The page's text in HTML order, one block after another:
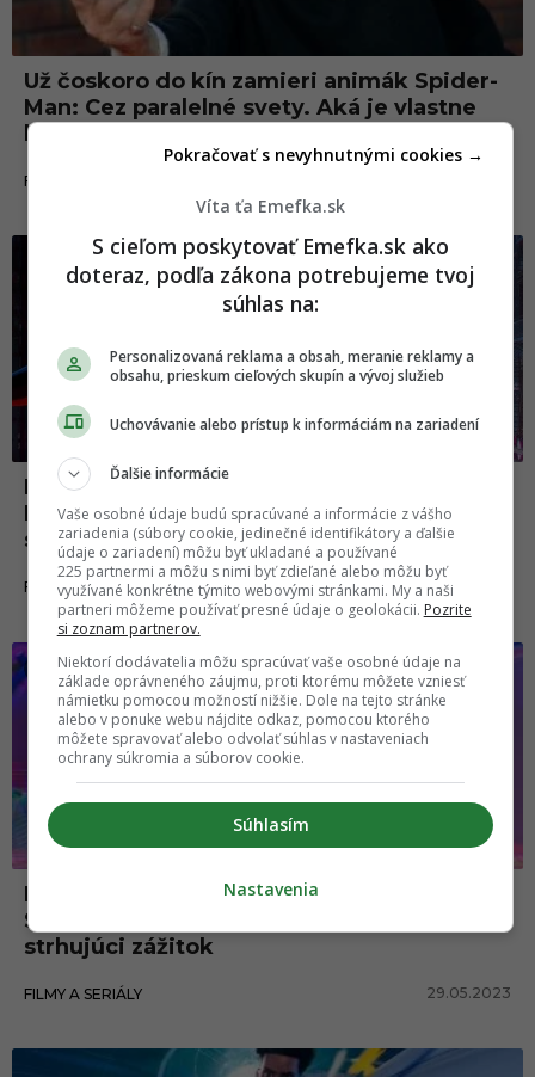
Už čoskoro do kín zamieri animák Spider-
Man: Cez paralelné svety. Aká je vlastne
história tohto hrdinu?
FILMY A SERIÁLY
Prvé ohlasy sú nadšené. Animák Spider-
Man: Cez paralelné svety je podľa kritikov
skutočným umeleckým dielom
FILMY A SERIÁLY 29.05.2023
Filmy a seriály
Pavúčí hrdina sa vracia! Štýlový animák
Spider-Man: Cez paralelné svety sľubuje
strhujúci zážitok
FILMY A SERIÁLY 29.05.2023
Víta ťa Emefka.sk
S cieľom poskytovať Emefka.sk ako
doteraz, podľa zákona potrebujeme tvoj
súhlas na:
Personalizovaná reklama a obsah, meranie reklamy a
obsahu, prieskum cieľových skupín a vývoj služieb
Uchovávanie alebo prístup k informáciám na zariadení
Ďalšie informácie
Vaše osobné údaje budú spracúvané a informácie z vášho
zariadenia (súbory cookie, jedinečné identifikátory a ďalšie
údaje o zariadení) môžu byť ukladané a používané
225 partnermi a môžu s nimi byť zdieľané alebo môžu byť
využívané konkrétne týmito webovými stránkami. My a naši
partneri môžeme používať presné údaje o geolokácii. Pozrite
si zoznam partnerov.
Niektorí dodávatelia môžu spracúvať vaše osobné údaje na
základe oprávneného záujmu, proti ktorému môžete vzniesť
námietku pomocou možností nižšie. Dole na tejto stránke
alebo v ponuke webu nájdite odkaz, pomocou ktorého
môžete spravovať alebo odvolať súhlas v nastaveniach
ochrany súkromia a súborov cookie.
Súhlasím
Pokračovať s nevyhnutnými cookies →
Nastavenia